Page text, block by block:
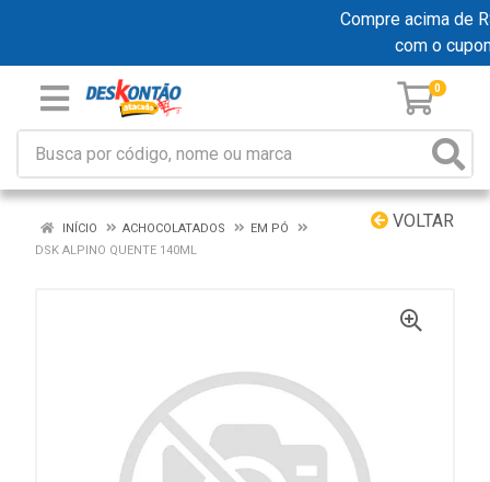
Compre acima de
com o
0
VOLTAR
INÍCIO ACHOCOLATADOS
EM PÓ
DSK ALPINO QUENTE 140ML